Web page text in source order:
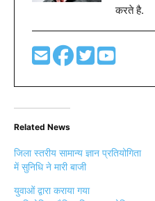
करते है.
Related News
जिला स्तरीय सामान्य ज्ञान प्रतियोगिता
में सुनिधि ने मारी बाजी
युवाओं द्वारा कराया गया